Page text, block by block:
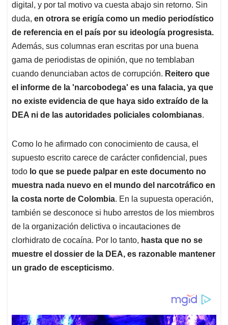
digital, y por tal motivo va cuesta abajo sin retorno. Sin
duda, en otrora se erigía como un medio periodístico
de referencia en el país por su ideología progresista.
Además, sus columnas eran escritas por una buena
gama de periodistas de opinión, que no temblaban
cuando denunciaban actos de corrupción. Reitero que
el informe de la 'narcobodega' es una falacia, ya que
no existe evidencia de que haya sido extraído de la
DEA ni de las autoridades policiales colombianas.
Como lo he afirmado con conocimiento de causa, el
supuesto escrito carece de carácter confidencial, pues
todo lo que se puede palpar en este documento no
muestra nada nuevo en el mundo del narcotráfico en
la costa norte de Colombia. En la supuesta operación,
también se desconoce si hubo arrestos de los miembros
de la organización delictiva o incautaciones de
clorhidrato de cocaína. Por lo tanto, hasta que no se
muestre el dossier de la DEA, es razonable mantener
un grado de escepticismo.